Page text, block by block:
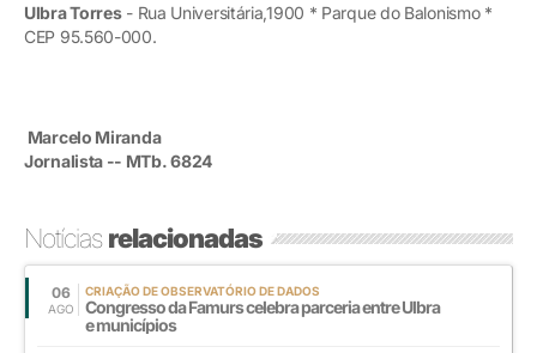
Ulbra Torres- Rua Universitária,1900 * Parque do Balonismo *
CEP 95.560-000.
Marcelo Miranda
Jornalista -- MTb. 6824
Notíciasrelacionadas
06
AGO
CRIAÇÃO DE OBSERVATÓRIO DE DADOS
Congresso da Famurs celebra parceria entre Ulbra
e municípios